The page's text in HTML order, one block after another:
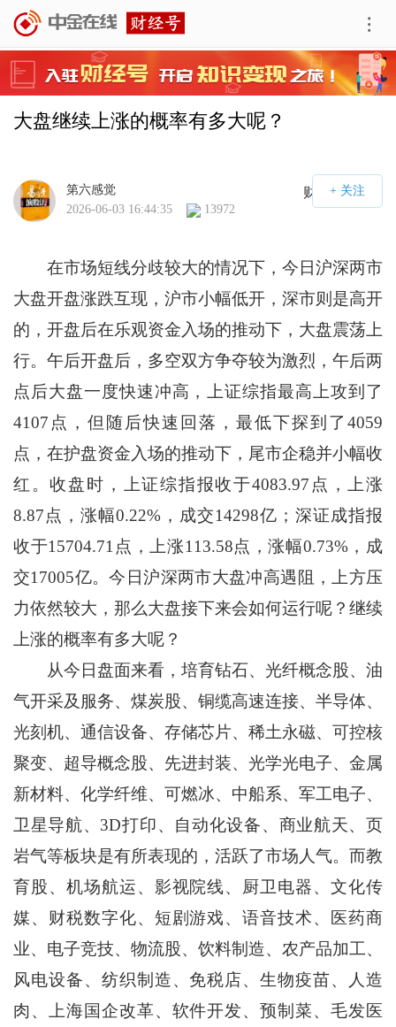
大盘继续上涨的概率有多大呢？
财经号APP
第六感觉
2026-06-03 16:44:35
13972
在市场短线分歧较大的情况下，今日沪深两市
大盘开盘涨跌互现，沪市小幅低开，深市则是高开
的，开盘后在乐观资金入场的推动下，大盘震荡上
行。午后开盘后，多空双方争夺较为激烈，午后两
点后大盘一度快速冲高，上证综指最高上攻到了
4107点，但随后快速回落，最低下探到了4059
点，在护盘资金入场的推动下，尾市企稳并小幅收
红。收盘时，上证综指报收于4083.97点，上涨
8.87点，涨幅0.22%，成交14298亿；深证成指报
收于15704.71点，上涨113.58点，涨幅0.73%，成
交17005亿。今日沪深两市大盘冲高遇阻，上方压
力依然较大，那么大盘接下来会如何运行呢？继续
上涨的概率有多大呢？
从今日盘面来看，培育钻石、光纤概念股、油
气开采及服务、煤炭股、铜缆高速连接、半导体、
光刻机、通信设备、存储芯片、稀土永磁、可控核
聚变、超导概念股、先进封装、光学光电子、金属
新材料、化学纤维、可燃冰、中船系、军工电子、
卫星导航、3D打印、自动化设备、商业航天、页
岩气等板块是有所表现的，活跃了市场人气。而教
育股、机场航运、影视院线、厨卫电器、文化传
媒、财税数字化、短剧游戏、语音技术、医药商
业、电子竞技、物流股、饮料制造、农产品加工、
风电设备、纺织制造、免税店、生物疫苗、人造
肉、上海国企改革、软件开发、预制菜、毛发医